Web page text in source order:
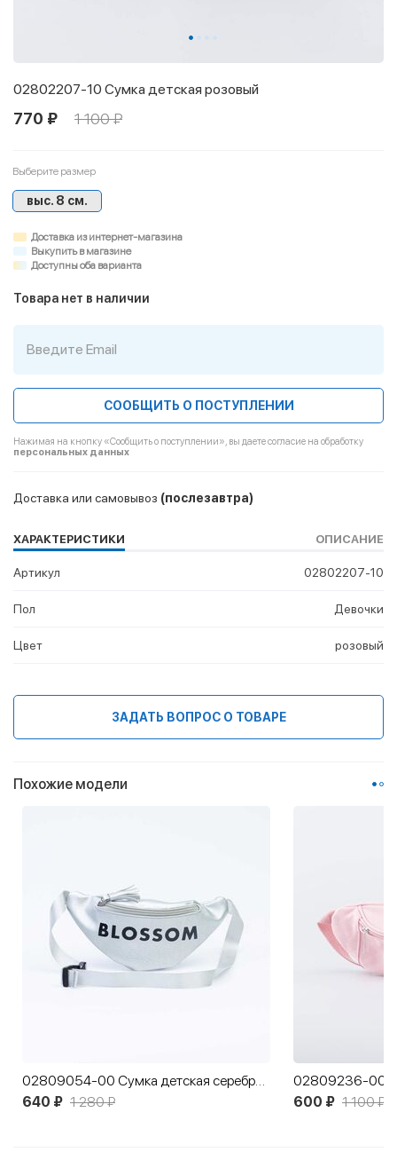
02802207-10 Сумка детская розовый
770 ₽ 1 100 ₽
Выберите размер
выс. 8 см.
Доставка из интернет-магазина
Выкупить в магазине
Доступны оба варианта
Товара нет в наличии
СООБЩИТЬ О ПОСТУПЛЕНИИ
Нажимая на кнопку «Сообщить о поступлении», вы даете согласие на обработку
персональных данных
Доставка или самовывоз (послезавтра)
ХАРАКТЕРИСТИКИ ОПИСАНИЕ
Артикул 02802207-10
Пол Девочки
Цвет розовый
ЗАДАТЬ ВОПРОС О ТОВАРЕ
Похожие модели
02809054-00 Cумка детская серебристый
640 ₽ 1 280 ₽
02809236-00
600 ₽ 1 100 ₽